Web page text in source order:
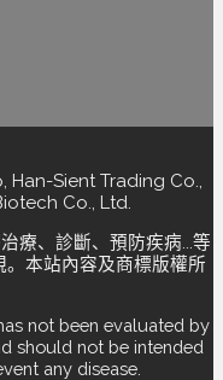
Sient Trading Co.,
Co., Ltd.
療、診斷、預防疾病...等
本站內容及商標版權所
not been evaluated by
should not be intended
any disease.